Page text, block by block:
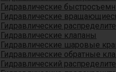
Гидравлические
Гидравлические
Гидравлические
Гидравлические клапаны
Гидравлические шаровые
Гидравлические обратные
Гидравлический